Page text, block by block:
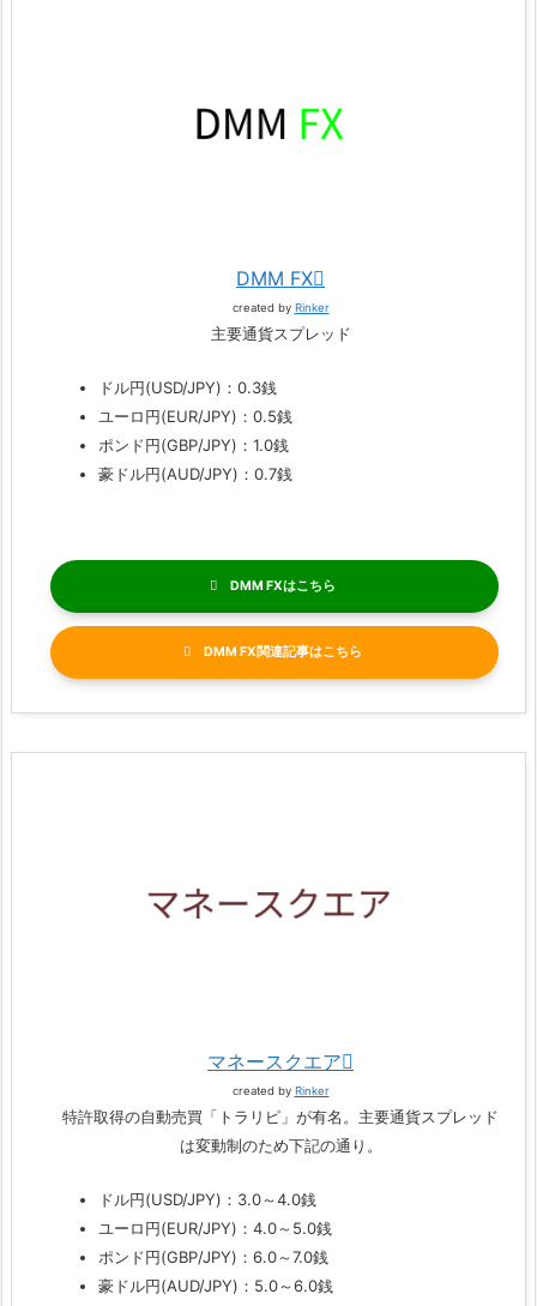
DMM FX
created by Rinker
主要通貨スプレッド
ドル円(USD/JPY)：0.3銭
ユーロ円(EUR/JPY)：0.5銭
ポンド円(GBP/JPY)：1.0銭
豪ドル円(AUD/JPY)：0.7銭
DMM FX
DMM FX関連記事
マネースクエア
created by Rinker
特許取得の自動売買「トラリピ」が有名。主要通貨スプレッド
は変動制のため下記の通り。
ドル円(USD/JPY)：3.0～4.0銭
ユーロ円(EUR/JPY)：4.0～5.0銭
ポンド円(GBP/JPY)：6.0～7.0銭
豪ドル円(AUD/JPY)：5.0～6.0銭